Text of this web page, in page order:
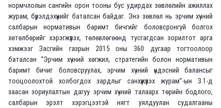
нормчлолын сангийн орон тооны бус удирдах зөвлөлийн ажиллах
журам, бүрэлдэхүүнийг баталсан байдаг. Энэ зөвлөл нь эрчим хүчний
салбарын нормативын баримт бичгийг боловсронгуй болгох
хөтөлбөрийг хэрэгжүүлэх, төлөвлөгөөнд тусгагдсан зорилтот арга
хэмжээг Засгийн газрын 2015 оны 360 дугаар тогтоолоор
баталсан “Эрчим хүчний хөгжил, стратегийн болон нормативын
баримт бичиг боловсруулах, эрчим хүчний үндэсний балансыг
тооцоолохтой холбогдох зардлыг санхүүжүүлэх журам”-ын 3.1-д
заасан зориулалтын дагуу эрчим хүчний талаарх төрийн бодлого,
салбарын эрэлт хэрэгцээтэй нягт уялдуулан судалгааны